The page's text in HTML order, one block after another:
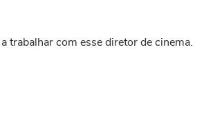
trabalhar com esse diretor de cinema.